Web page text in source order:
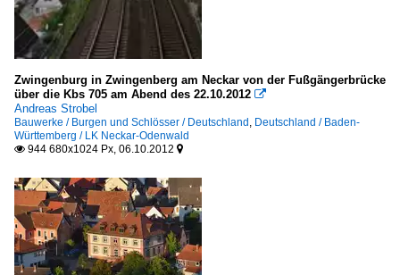
Burgen und Schlösser
Deutschland
Büro- und Verwaltungsgebäude (ohne Hochhäuser)
Deutschland
Deutschland
Gast-, Wirtshäuser, Kneipen u Bars
Deutschland
Zwingenburg in Zwingenberg am Neckar von der Fußgängerbrücke
über die Kbs 705 am Abend des 22.10.2012 
Andreas Strobel
Bauwerke / Burgen und Schlösser / Deutschland , Deutschland / Baden-
Württemberg / LK Neckar-Odenwald
 944 680x1024 Px, 06.10.2012 